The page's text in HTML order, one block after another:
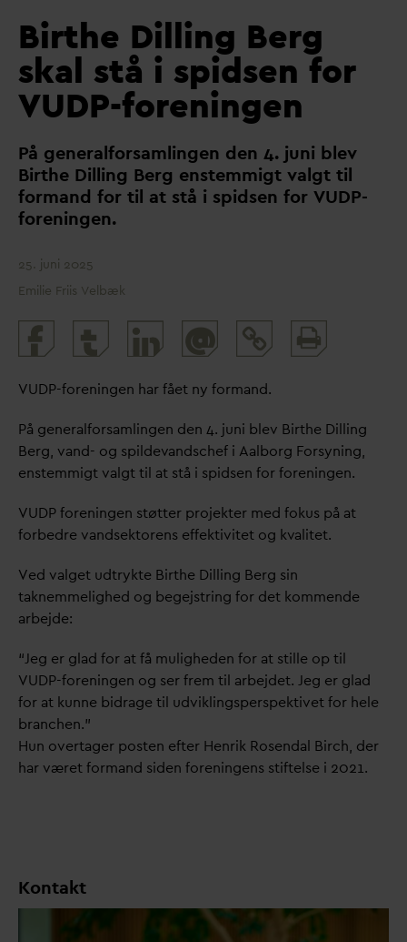
Birthe Dilling Berg
skal stå i spidsen for
VUDP-foreningen
På generalforsamlingen den 4. juni blev
Birthe Dilling Berg enstemmigt valgt til
formand for til at stå i spidsen for VUDP-
foreningen.
25. juni 2025
Emilie Friis Velbæk
@
and
VUDP-foreningen har fået ny formand.
På generalforsamlingen den 4. juni blev Birthe Dilling
Berg, vand- og spildevandschef i Aalborg Forsyning,
enstemmigt valgt til at stå i spidsen for foreningen.
VUDP foreningen støtter projekter med fokus på at
forbedre vandsektorens effektivitet og kvalitet.
Ved valget udtrykte Birthe Dilling Berg sin
taknemmelighed og begejstring for det kommende
arbejde:
“Jeg er glad for at få muligheden for at stille op til
VUDP-foreningen og ser frem til arbejdet. Jeg er glad
for at kunne bidrage til udviklingsperspektivet for hele
branchen.”
Hun overtager posten efter Henrik Rosendal Birch, der
har været formand siden foreningens stiftelse i 2021.
Kontakt